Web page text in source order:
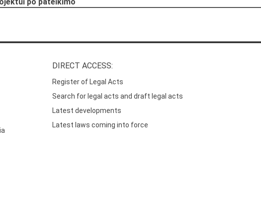
DIRECT ACCESS:
Register of Legal Acts
Search for legal acts and draft legal acts
Latest developments
Latest laws coming into force